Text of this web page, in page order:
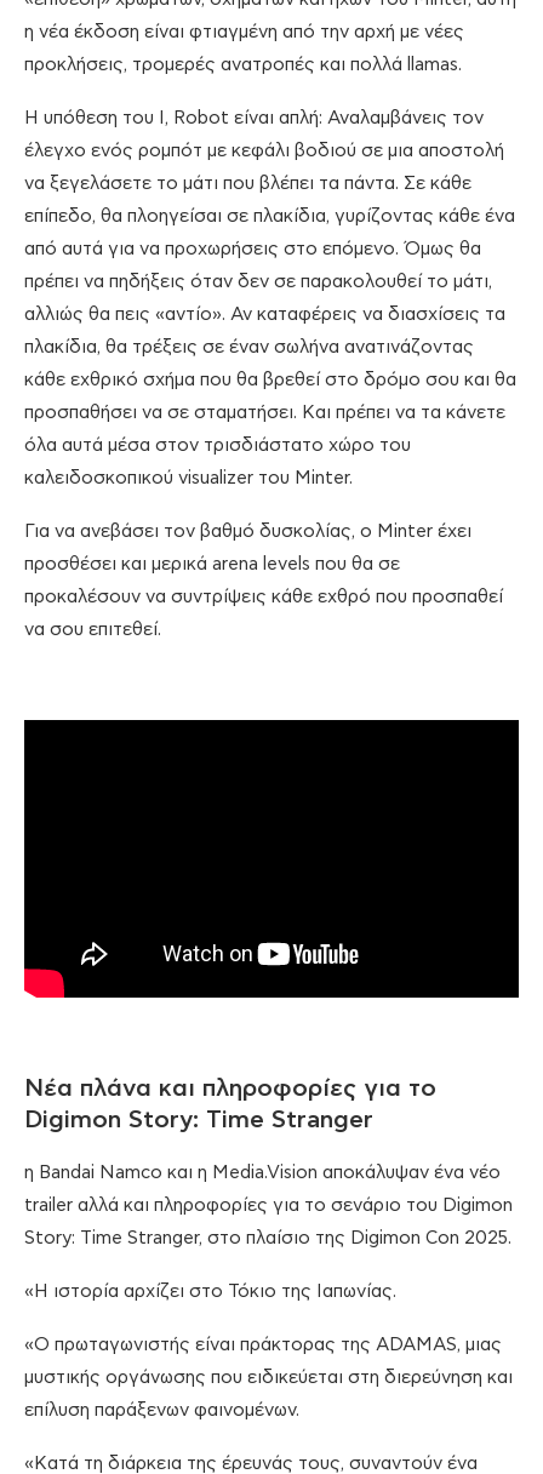
η νέα έκδοση είναι φτιαγμένη από την αρχή με νέες
προκλήσεις, τρομερές ανατροπές και πολλά llamas.
Η υπόθεση του I, Robot είναι απλή: Αναλαμβάνεις τον
έλεγχο ενός ρομπότ με κεφάλι βοδιού σε μια αποστολή
να ξεγελάσετε το μάτι που βλέπει τα πάντα. Σε κάθε
επίπεδο, θα πλοηγείσαι σε πλακίδια, γυρίζοντας κάθε ένα
από αυτά για να προχωρήσεις στο επόμενο. Όμως θα
πρέπει να πηδήξεις όταν δεν σε παρακολουθεί το μάτι,
αλλιώς θα πεις «αντίο». Αν καταφέρεις να διασχίσεις τα
πλακίδια, θα τρέξεις σε έναν σωλήνα ανατινάζοντας
κάθε εχθρικό σχήμα που θα βρεθεί στο δρόμο σου και θα
προσπαθήσει να σε σταματήσει. Και πρέπει να τα κάνετε
όλα αυτά μέσα στον τρισδιάστατο χώρο του
καλειδοσκοπικού visualizer του Minter.
Για να ανεβάσει τον βαθμό δυσκολίας, ο Minter έχει
προσθέσει και μερικά arena levels που θα σε
προκαλέσουν να συντρίψεις κάθε εχθρό που προσπαθεί
να σου επιτεθεί.
Νέα πλάνα και πληροφορίες για το
Digimon Story: Time Stranger
η Bandai Namco και η Media.Vision αποκάλυψαν ένα νέο
trailer αλλά και πληροφορίες για το σενάριο του Digimon
Story: Time Stranger, στο πλαίσιο της Digimon Con 2025.
«Η ιστορία αρχίζει στο Τόκιο της Ιαπωνίας.
«Ο πρωταγωνιστής είναι πράκτορας της ADAMAS, μιας
μυστικής οργάνωσης που ειδικεύεται στη διερεύνηση και
επίλυση παράξενων φαινομένων.
«Κατά τη διάρκεια της έρευνάς τους, συναντούν ένα